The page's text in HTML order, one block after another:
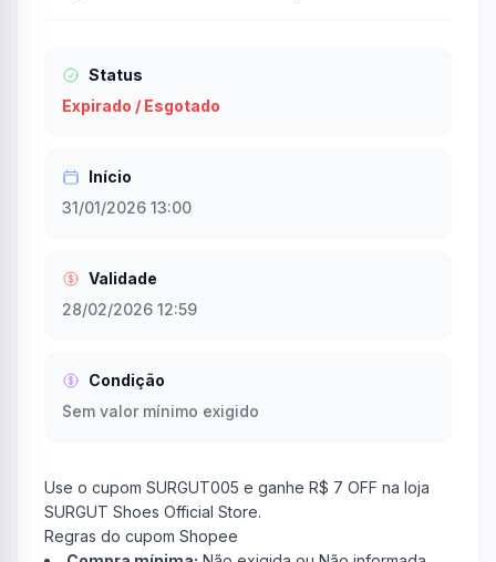
Status
Expirado / Esgotado
Início
31/01/2026 13:00
Validade
28/02/2026 12:59
Condição
Sem valor mínimo exigido
Use o cupom SURGUT005 e ganhe R$ 7 OFF na loja
SURGUT Shoes Official Store.
Regras do cupom Shopee